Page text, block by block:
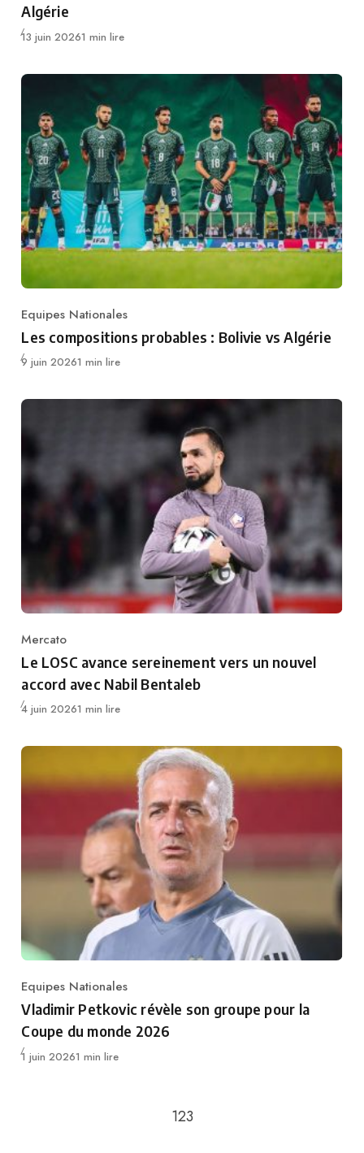
Algérie
Publié
13 juin 20261 min lire
Category
Equipes Nationales
Les compositions probables : Bolivie vs Algérie
Publié
9 juin 20261 min lire
Category
Mercato
Le LOSC avance sereinement vers un nouvel
accord avec Nabil Bentaleb
Publié
4 juin 20261 min lire
Category
Equipes Nationales
Vladimir Petkovic révèle son groupe pour la
Coupe du monde 2026
Publié
1 juin 20261 min lire
123Passer à la page suivante